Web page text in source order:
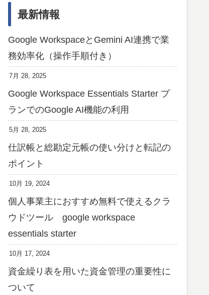
最新情報
Google WorkspaceとGemini AI連携で業
務効率化（操作手順付き）
7月 28, 2025
Google Workspace Essentials Starter プ
ランでのGoogle AI機能の利用
5月 28, 2025
仕訳帳と総勘定元帳の使い分けと転記の
ポイント
10月 19, 2024
個人事業主におすすめ無料で使えるクラ
ウドツール google workspace
essentials starter
10月 17, 2024
資金繰り表を用いた資金管理の重要性に
ついて